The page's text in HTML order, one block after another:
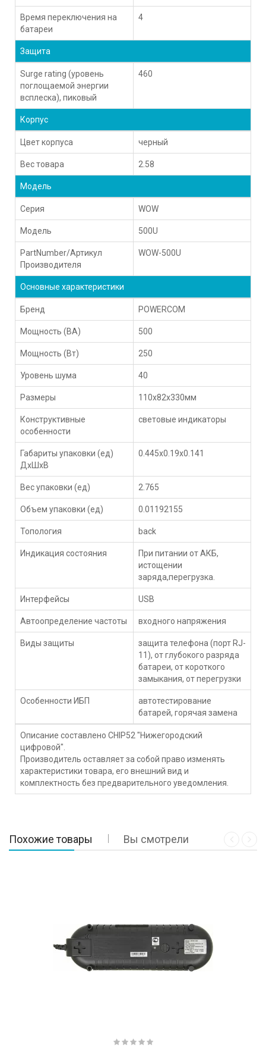
Время переключения на
батареи
4
Защита
Surge rating (уровень
поглощаемой энергии
всплеска), пиковый
460
Корпус
Цвет корпуса черный
Вес товара 2.58
Модель
Серия WOW
Модель 500U
PartNumber/Артикул
Производителя
WOW-500U
Основные характеристики
Бренд POWERCOM
Мощность (ВА) 500
Мощность (Вт) 250
Уровень шума 40
Размеры 110x82x330мм
Конструктивные
особенности
световые индикаторы
Габариты упаковки (ед)
ДхШхВ
0.445x0.19x0.141
Вес упаковки (ед) 2.765
Объем упаковки (ед) 0.01192155
Топология back
Индикация состояния
При питании от АКБ,
истощении
заряда,перегрузка.
Интерфейсы USB
Автоопределение частоты входного напряжения
Виды защиты
защита телефона (порт RJ-
11), от глубокого разряда
батареи, от короткого
замыкания, от перегрузки
Особенности ИБП
автотестирование
батарей, горячая замена
Описание составлено CHIP52 "Нижегородский
цифровой".
Производитель оставляет за собой право изменять
характеристики товара, его внешний вид и
комплектность без предварительного уведомления.
Похожие товары Вы смотрели